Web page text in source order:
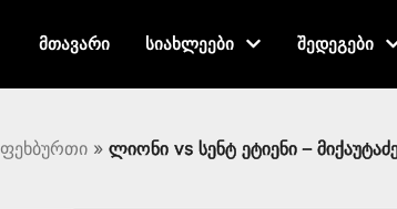
მთავარი სიახლეები შედეგები
ფეხბურთი » ლიონი vs სენტ ეტიენი –